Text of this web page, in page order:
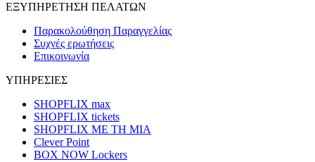
ΕΞΥΠΗΡΕΤΗΣΗ ΠΕΛΑΤΩΝ
Παρακολούθηση Παραγγελίας
Συχνές ερωτήσεις
Επικοινωνία
ΥΠΗΡΕΣΙΕΣ
SHOPFLIX max
SHOPFLIX tickets
SHOPFLIX ΜΕ ΤΗ ΜΙΑ
Clever Point
BOX NOW Lockers